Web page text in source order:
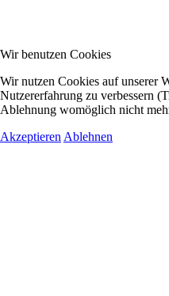
Wir benutzen Cookies
Wir nutzen Cookies auf unserer
Nutzererfahrung zu verbessern
Ablehnung womöglich nicht
Akzeptieren Ablehnen